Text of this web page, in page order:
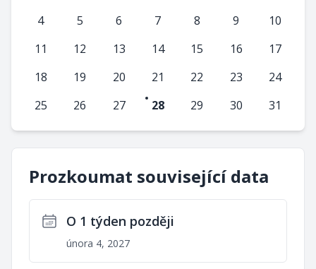
4 5 6 7 8 9
10
11
12 13 14 15 16
17
18
19 20 21 22 23
24
25
26 27 28 29 30 31
Prozkoumat související data
O 1 týden později
února 4, 2027